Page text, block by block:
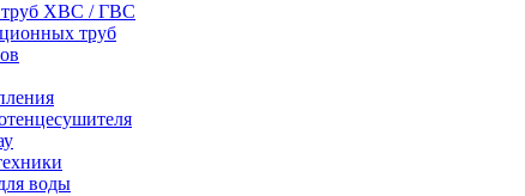
труб ХВС / ГВС
труб
воды